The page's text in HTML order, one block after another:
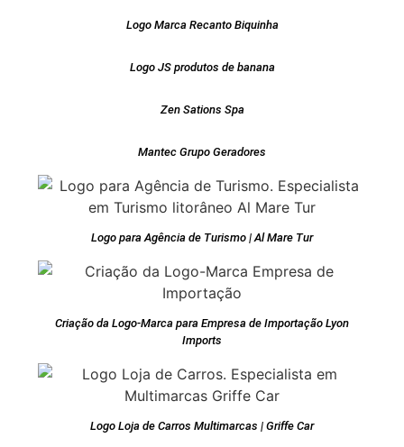
Logo Marca Recanto Biquinha
Logo JS produtos de banana
Zen Sations Spa
Mantec Grupo Geradores
Logo para Agência de Turismo | Al Mare Tur
Criação da Logo-Marca para Empresa de Importação Lyon
Imports
Logo Loja de Carros Multimarcas | Griffe Car